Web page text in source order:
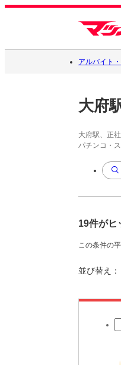
アルバイト
大府
大府駅、正
パチンコ・
19件がヒ
この条件の
並び替え：